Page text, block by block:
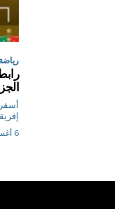
رياضة
6 أغسطس 2026